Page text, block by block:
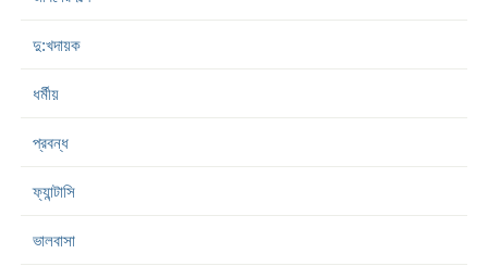
দু:খদায়ক
ধর্মীয়
প্রবন্ধ
ফ্যান্টাসি
ভালবাসা